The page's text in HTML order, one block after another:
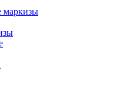
маркизы